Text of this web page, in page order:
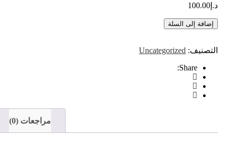
100.00
إضافة إلى السلة
التصنيف: Uncategorized
Share:
مراجعات (0)